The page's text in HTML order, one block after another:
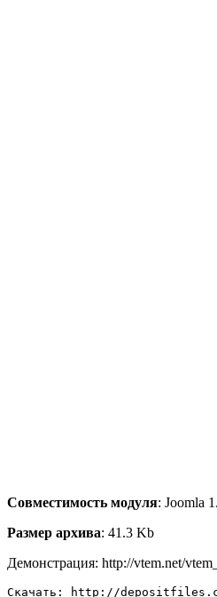
Совместимость модуля: Joomla
Размер архива: 41.3 Kb
Демонстрация: http://vtem.net/
Скачать: http://